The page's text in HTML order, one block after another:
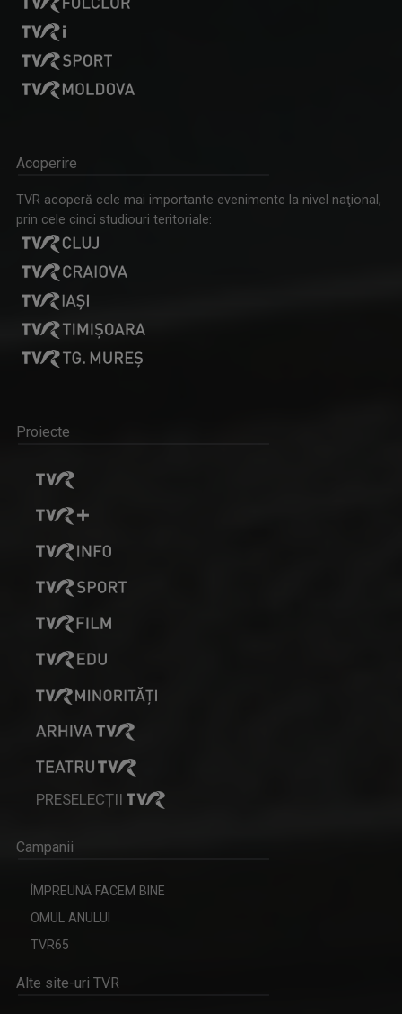
Acoperire
TVR acoperă cele mai importante evenimente la nivel naţional,
prin cele cinci studiouri teritoriale:
Proiecte
PRESELECȚII
Campanii
ÎMPREUNĂ FACEM BINE
OMUL ANULUI
TVR65
Alte site-uri TVR